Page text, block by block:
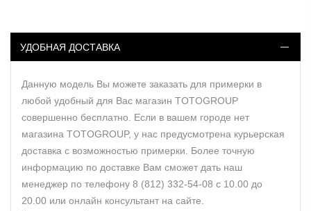
УДОБНАЯ ДОСТАВКА
Данную модель Вы можете заказать для примерки в
любой удобный для Вас магазин TOTOGROUP
совершенно бесплатно. Если в вашем городе нет
магазина TOTOGROUP, у нас предусмотрена курьерская
доставка с возможностью примерки. Более точную
информацию по доставке Вам сможет дать наш
менеджер по телефону 8 (812) 332-54-08 с 10.00 до
20.00 или онлайн консультант на сайте.